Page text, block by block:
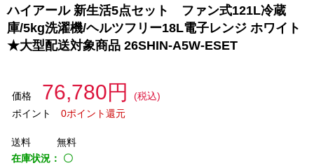
ハイアール 新生活5点セット ファン式121L冷蔵
庫/5kg洗濯機/ヘルツフリー18L電子レンジ ホワイト
★大型配送対象商品 26SHIN-A5W-ESET
価格 76,780円
(税込)
ポイント
0ポイント還元
送料
無料
在庫状況： 〇